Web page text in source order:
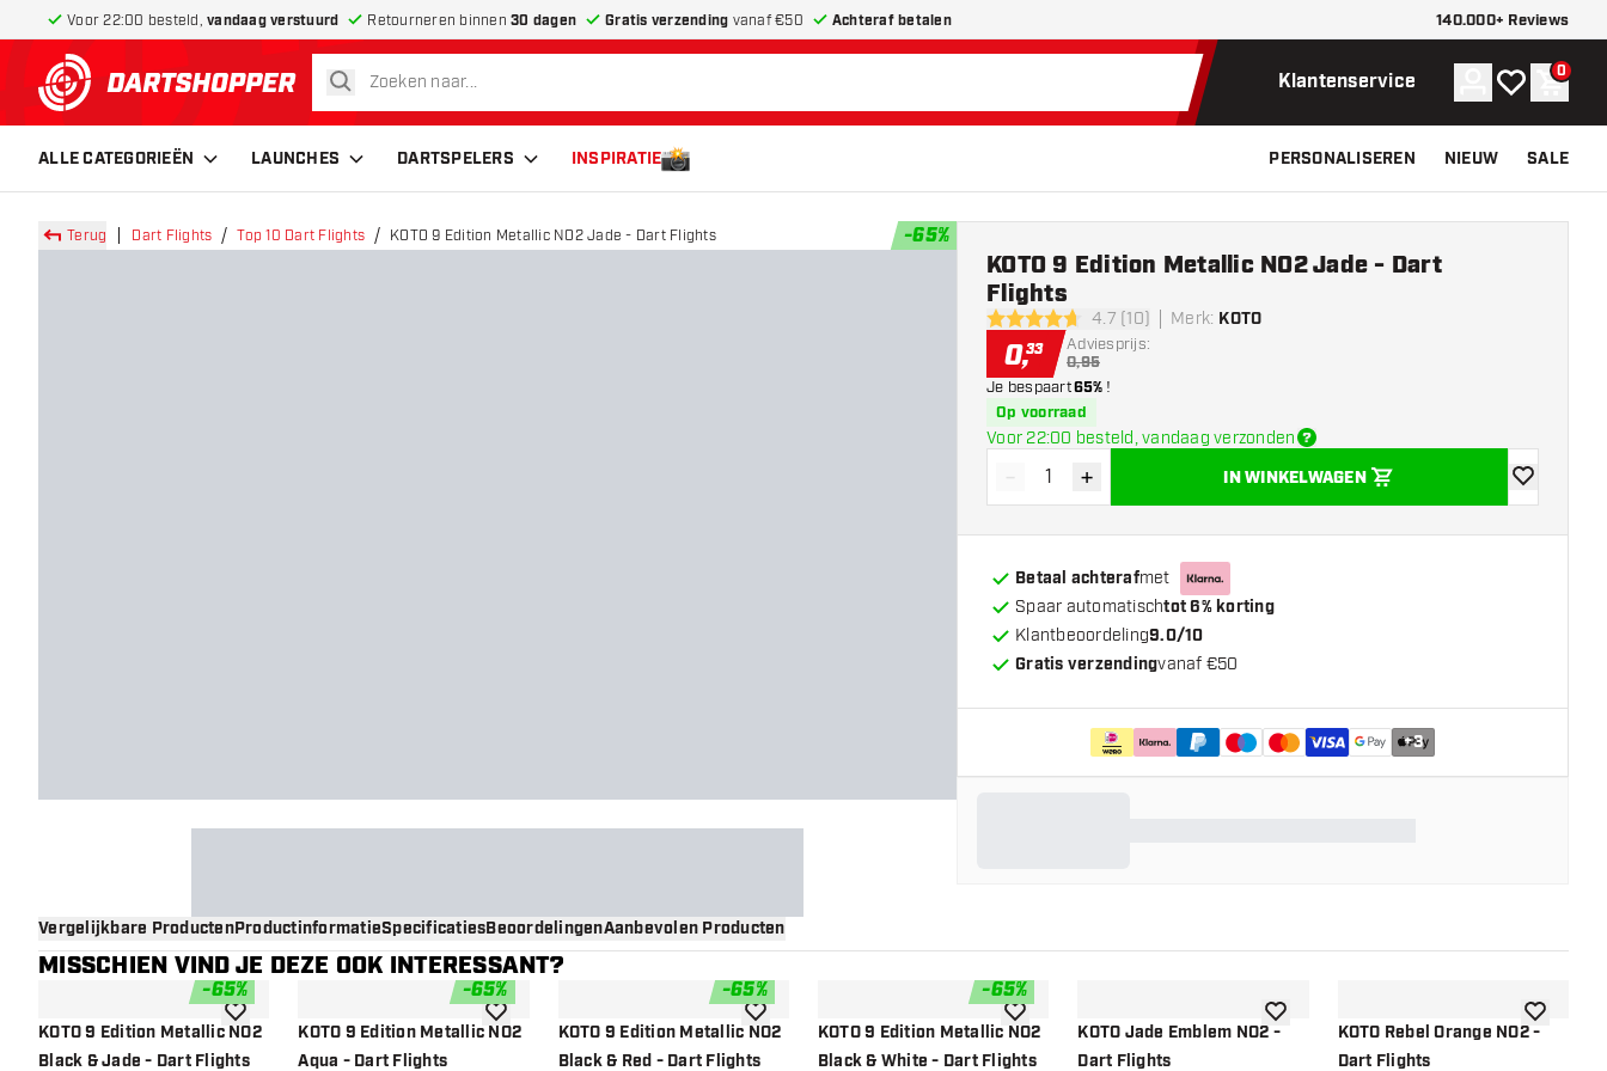
Voor 22:00 besteld, vandaag verstuurd Retourneren binnen 30 dagen Gratis verzending vanaf €50 Achteraf betalen 140.000+ Reviews
terug naar home pagina
zoeken Klantenservice Account
Mijn 0
ALLE CATEGORIEËN LAUNCHES DARTSPELERS INSPIRATIE PERSONALISEREN NIEUW SALE
Terug Dart Flights Top 10 Dart Flights KOTO 9 Edition Metallic NO2 Jade - Dart Flights -65%
4.7 score sterren4.7 (10) Merk: KOTO
KOTO 9 Edition Metallic NO2 Jade - Dart
Flights
0,33 Adviesprijs:
0,95
Je bespaart65% !
Op voorraad
Voor 22:00 besteld, vandaag verzonden
Verminder hoeveelheid
- Verhoog hoeveelheid
+ IN WINKELWAGEN
toevoegen
Betaal achterafmet
Spaar automatischtot 6% korting
Klantbeoordeling9.0/10
Gratis verzendingvanaf €50
+3
Vergelijkbare ProductenProductinformatieSpecificatiesBeoordelingenAanbevolen Producten
MISSCHIEN VIND JE DEZE OOK INTERESSANT?
-65%
KOTO 9 Edition Metallic NO2
Black & Jade - Dart Flights
toevoegen aan verlanglijst
-65%
KOTO 9 Edition Metallic NO2
Aqua - Dart Flights
toevoegen aan verlanglijst
-65%
KOTO 9 Edition Metallic NO2
Black & Red - Dart Flights
toevoegen aan verlanglijst
-65%
KOTO 9 Edition Metallic NO2
Black & White - Dart Flights
toevoegen aan verlanglijst
KOTO Jade Emblem NO2 -
Dart Flights
toevoegen aan verlanglijst
KOTO Rebel Orange NO2 -
Dart Flights